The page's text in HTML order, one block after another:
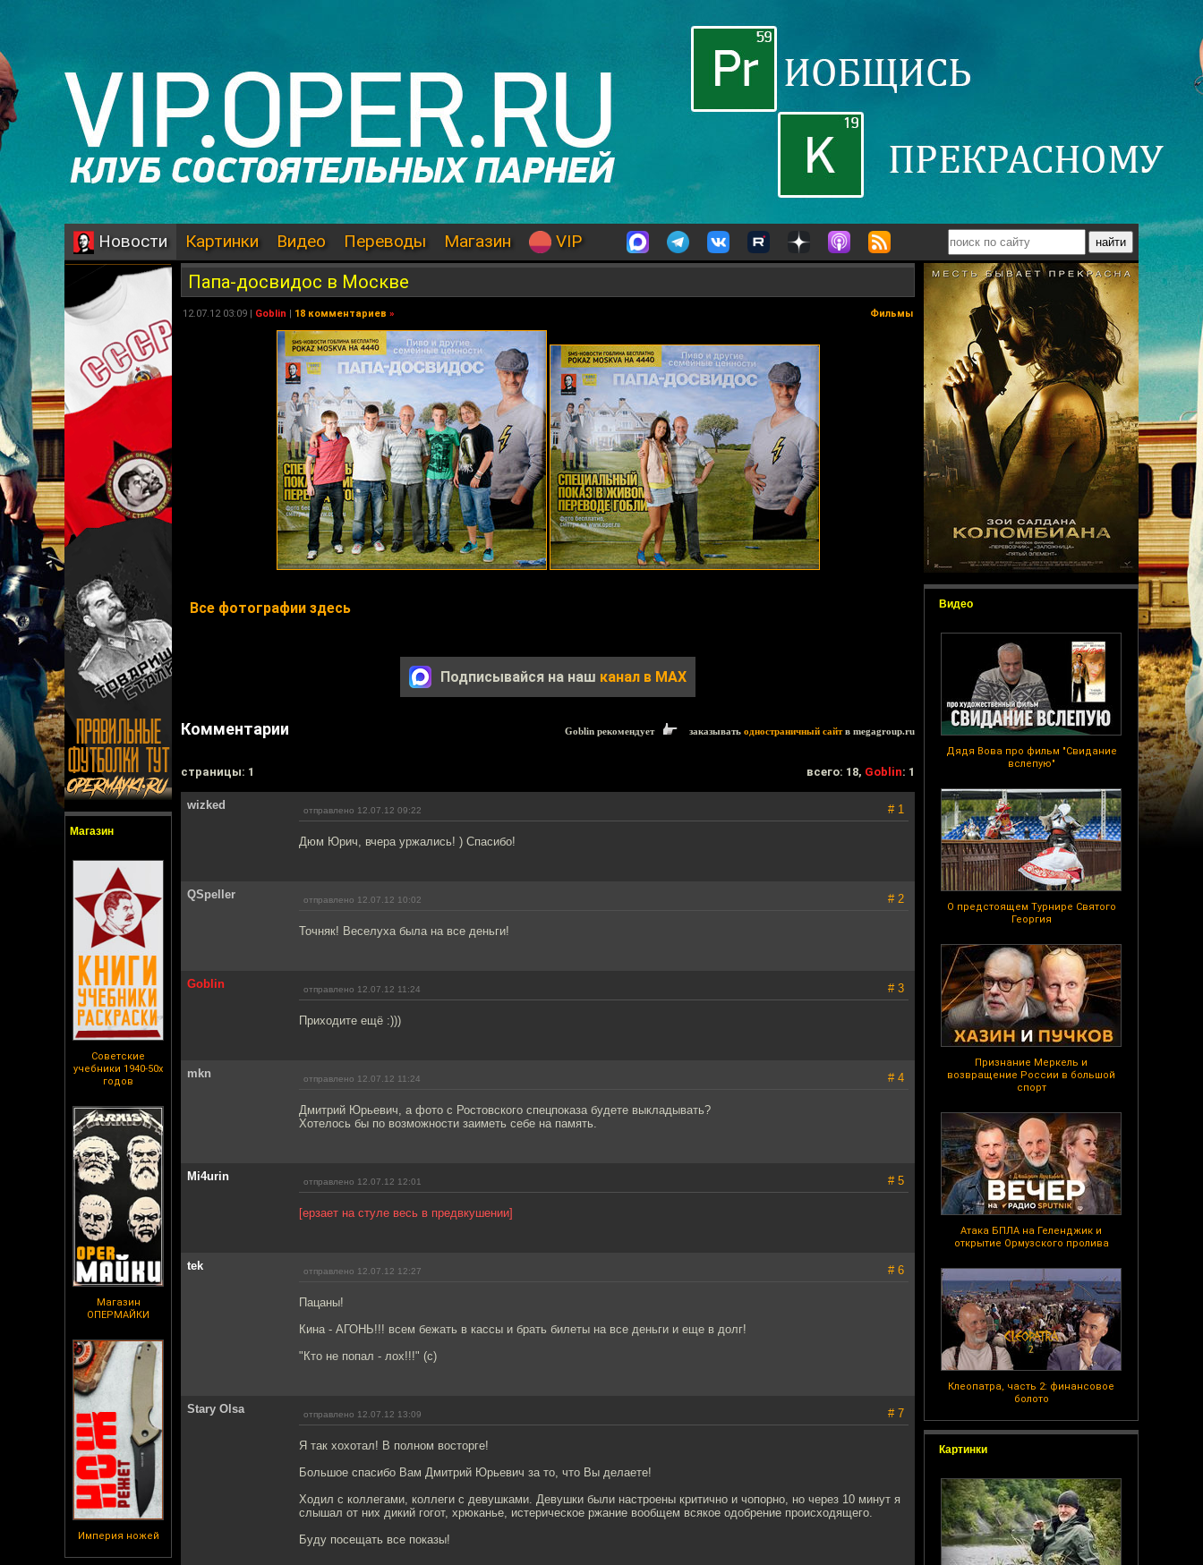
Новости Картинки Видео Переводы Магазин VIP
Магазин
Советские
учебники 1940-50х
годов
Магазин
ОПЕРМАЙКИ
Империя ножей
Видео
Дядя Вова про фильм "Свидание
вслепую"
О предстоящем Турнире Святого
Георгия
Признание Меркель и
возвращение России в большой
спорт
Атака БПЛА на Геленджик и
открытие Ормузского пролива
Клеопатра, часть 2: финансовое
болото
Картинки
Папа-досвидос в Москве
12.07.12 03:09 | Goblin | 18 комментариев » Фильмы
Все фотографии здесь
Подписывайся на наш канал в MAX
Комментарии Goblin рекомендует заказывать одностраничный сайтв megagroup.ru
cтраницы: 1 всего: 18, Goblin: 1
wizked отправлено 12.07.12 09:22 # 1
Дюм Юрич, вчера уржались! ) Спасибо!
QSpeller отправлено 12.07.12 10:02 # 2
Точняк! Веселуха была на все деньги!
Goblin отправлено 12.07.12 11:24 # 3
Приходите ещё :)))
mkn отправлено 12.07.12 11:24 # 4
Дмитрий Юрьевич, а фото с Ростовского спецпоказа будете выкладывать?
Хотелось бы по возможности заиметь себе на память.
Mi4urin отправлено 12.07.12 12:01 # 5
[ерзает на стуле весь в предвкушении]
tek отправлено 12.07.12 12:27 # 6
Пацаны!
Кина - АГОНЬ!!! всем бежать в кассы и брать билеты на все деньги и еще в долг!
"Кто не попал - лох!!!" (с)
Stary Olsa отправлено 12.07.12 13:09 # 7
Я так хохотал! В полном восторге!
Большое спасибо Вам Дмитрий Юрьевич за то, что Вы делаете!
Ходил с коллегами, коллеги с девушками. Девушки были настроены критично и чопорно, но через 10 минут я
слышал от них дикий гогот, хрюканье, истерическое ржание вообщем всякое одобрение происходящего.
Буду посещать все показы!